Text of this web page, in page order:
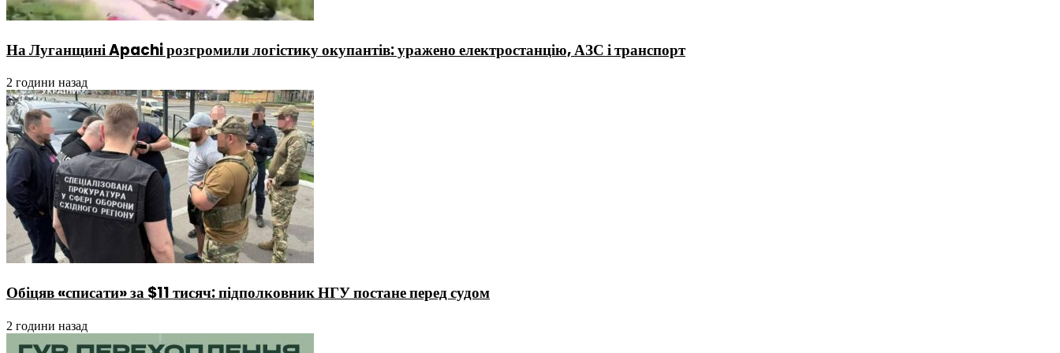
На Луганщині Apachi розгромили логістику окупантів: уражено електростанцію, АЗС і транспорт
2 години назад
Обіцяв «списати» за $11 тисяч: підполковник НГУ постане перед судом
2 години назад